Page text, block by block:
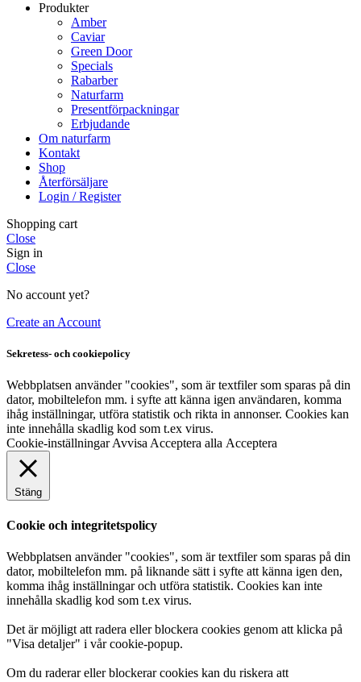
Produkter
Amber
Caviar
Green Door
Specials
Rabarber
Naturfarm
Presentförpackningar
Erbjudande
Om naturfarm
Kontakt
Shop
Återförsäljare
Login / Register
Shopping cart
Close
Sign in
Close
No account yet?
Create an Account
Sekretess- och cookiepolicy
Webbplatsen använder "cookies", som är textfiler som sparas på din
dator, mobiltelefon mm. i syfte att känna igen användaren, komma
ihåg inställningar, utföra statistik och rikta in annonser. Cookies kan
inte innehålla skadlig kod som t.ex virus.
Cookie-inställningarAvvisaAcceptera alla Acceptera
Stäng
Cookie och integritetspolicy
Webbplatsen använder "cookies", som är textfiler som sparas på din
dator, mobiltelefon mm. på liknande sätt i syfte att känna igen den,
komma ihåg inställningar och utföra statistik. Cookies kan inte
innehålla skadlig kod som t.ex virus.
Det är möjligt att radera eller blockera cookies genom att klicka på
"Visa detaljer" i vår cookie-popup.
Om du raderar eller blockerar cookies kan du riskera att